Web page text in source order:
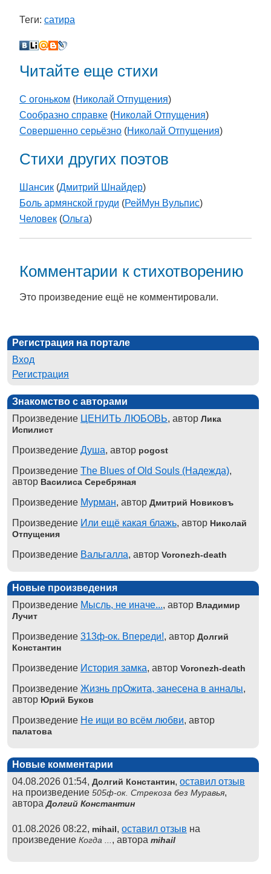
Теги: сатира
Читайте еще стихи
С огоньком (Николай Отпущения)
Сообразно справке (Николай Отпущения)
Совершенно серьёзно (Николай Отпущения)
Стихи других поэтов
Шансик (Дмитрий Шнайдер)
Боль армянской груди (РейМун Вульпис)
Человек (Ольга)
Комментарии к стихотворению
Это произведение ещё не комментировали.
Регистрация на портале
Вход
Регистрация
Знакомство с авторами
Произведение ЦЕНИТЬ ЛЮБОВЬ, автор Лика
Испилист
Произведение Душа, автор pogost
Произведение The Blues of Old Souls (Надежда),
автор Василиса Серебряная
Произведение Мурман, автор Дмитрий Новиковъ
Произведение Или ещё какая блажь, автор Николай
Отпущения
Произведение Вальгалла, автор Voronezh-death
Новые произведения
Произведение Мысль, не иначе..., автор Владимир
Лучит
Произведение 313ф-ок. Впереди!, автор Долгий
Константин
Произведение История замка, автор Voronezh-death
Произведение Жизнь прОжита, занесена в анналы,
автор Юрий Буков
Произведение Не ищи во всём любви, автор
палатова
Новые комментарии
04.08.2026 01:54, Долгий Константин, оставил отзыв
на произведение 505ф-ок. Стрекоза без Муравья,
автораДолгий Константин
01.08.2026 08:22, mihail, оставил отзыв на
произведение Когда ... , автора mihail